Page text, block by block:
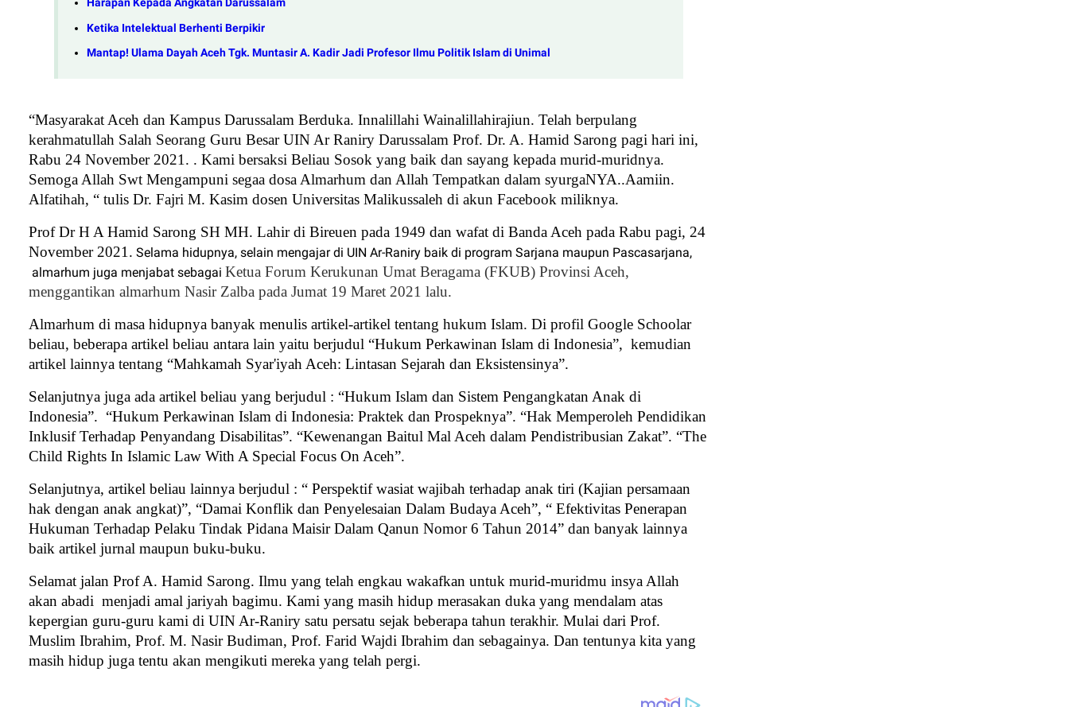
Harapan Kepada Angkatan Darussalam
Ketika Intelektual Berhenti Berpikir
Mantap! Ulama Dayah Aceh Tgk. Muntasir A. Kadir Jadi Profesor Ilmu Politik Islam di Unimal
“Masyarakat Aceh dan Kampus Darussalam Berduka. Innalillahi Wainalillahirajiun. Telah berpulang
kerahmatullah Salah Seorang Guru Besar UIN Ar Raniry Darussalam Prof. Dr. A. Hamid Sarong pagi hari ini,
Rabu 24 November 2021. . Kami bersaksi Beliau Sosok yang baik dan sayang kepada murid-muridnya.
Semoga Allah Swt Mengampuni segaa dosa Almarhum dan Allah Tempatkan dalam syurgaNYA..Aamiin.
Alfatihah, “ tulis Dr. Fajri M. Kasim dosen Universitas Malikussaleh di akun Facebook miliknya.
Prof Dr H A Hamid Sarong SH MH. Lahir di Bireuen pada 1949 dan wafat di Banda Aceh pada Rabu pagi, 24
November 2021. Selama hidupnya, selain mengajar di UIN Ar-Raniry baik di program Sarjana maupun Pascasarjana,
almarhum juga menjabat sebagai Ketua Forum Kerukunan Umat Beragama (FKUB) Provinsi Aceh,
menggantikan almarhum Nasir Zalba pada Jumat 19 Maret 2021 lalu.
Almarhum di masa hidupnya banyak menulis artikel-artikel tentang hukum Islam. Di profil Google Schoolar
beliau, beberapa artikel beliau antara lain yaitu berjudul “Hukum Perkawinan Islam di Indonesia”, kemudian
artikel lainnya tentang “Mahkamah Syar'iyah Aceh: Lintasan Sejarah dan Eksistensinya”.
Selanjutnya juga ada artikel beliau yang berjudul : “Hukum Islam dan Sistem Pengangkatan Anak di
Indonesia”. “Hukum Perkawinan Islam di Indonesia: Praktek dan Prospeknya”. “Hak Memperoleh Pendidikan
Inklusif Terhadap Penyandang Disabilitas”. “Kewenangan Baitul Mal Aceh dalam Pendistribusian Zakat”. “The
Child Rights In Islamic Law With A Special Focus On Aceh”.
Selanjutnya, artikel beliau lainnya berjudul : “ Perspektif wasiat wajibah terhadap anak tiri (Kajian persamaan
hak dengan anak angkat)”, “Damai Konflik dan Penyelesaian Dalam Budaya Aceh”, “ Efektivitas Penerapan
Hukuman Terhadap Pelaku Tindak Pidana Maisir Dalam Qanun Nomor 6 Tahun 2014” dan banyak lainnya
baik artikel jurnal maupun buku-buku.
Selamat jalan Prof A. Hamid Sarong. Ilmu yang telah engkau wakafkan untuk murid-muridmu insya Allah
akan abadi menjadi amal jariyah bagimu. Kami yang masih hidup merasakan duka yang mendalam atas
kepergian guru-guru kami di UIN Ar-Raniry satu persatu sejak beberapa tahun terakhir. Mulai dari Prof.
Muslim Ibrahim, Prof. M. Nasir Budiman, Prof. Farid Wajdi Ibrahim dan sebagainya. Dan tentunya kita yang
masih hidup juga tentu akan mengikuti mereka yang telah pergi.